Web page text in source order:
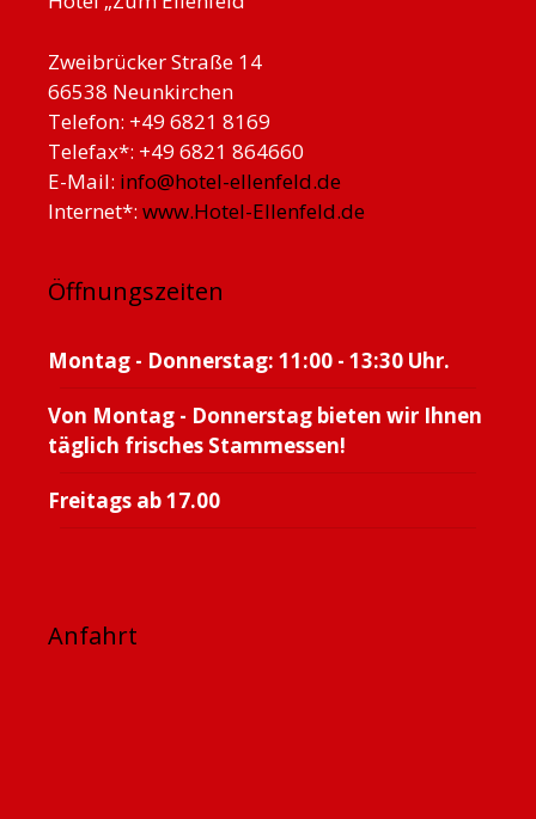
Zweibrücker Straße 14
66538 Neunkirchen
Telefon: +49 6821 8169
Telefax*: +49 6821 864660
E-Mail: info@hotel-ellenfeld.de
Internet*: www.Hotel-Ellenfeld.de
Öffnungszeiten
Montag - Donnerstag: 11:00 - 13:30 Uhr.
Von Montag - Donnerstag bieten wir Ihnen
täglich frisches Stammessen!
Freitags ab 17.00
Anfahrt